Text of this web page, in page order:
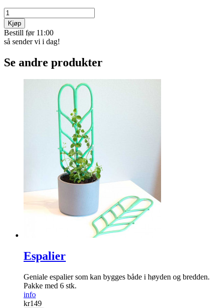
Kjøp
Bestill før 11:00
så sender vi i dag!
Se andre produkter
Espalier
Geniale espalier som kan bygges både i høyden og ­bredden.
Pakke med 6 stk.
info
kr149